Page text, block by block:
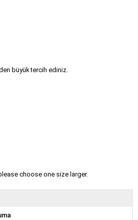
büyük tercih ediniz.
choose one size larger.